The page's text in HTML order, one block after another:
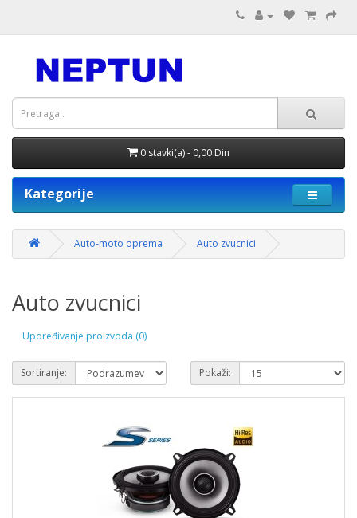
0 stavki(a) - 0,00 Din
Kategorije
Auto-moto oprema Auto zvucnici
Auto zvucnici
Upoređivanje proizvoda (0)
Sortiranje: Pokaži: